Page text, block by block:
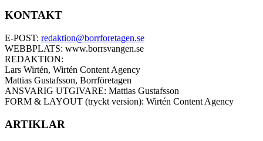
KONTAKT
E-POST: redaktion@borrforetagen.se
WEBBPLATS: www.borrsvangen.se
REDAKTION:
Lars Wirtén, Wirtén Content Agency
Mattias Gustafsson, Borrföretagen
ANSVARIG UTGIVARE: Mattias Gustafsson
FORM & LAYOUT (tryckt version): Wirtén Content Agency
ARTIKLAR